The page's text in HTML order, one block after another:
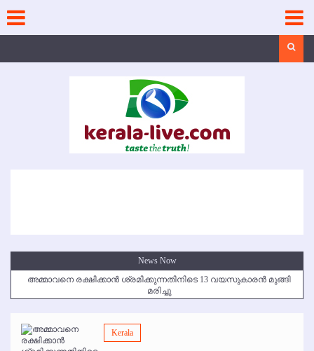
content
News Now
അമ്മാവനെ രക്ഷിക്കാന്‍ ശ്രമിക്കുന്നതിനിടെ 13 വയസുകാരന്‍ മുങ്ങി
മരിച്ചു
മമ്പുറം ആണ്ടു നേര്‍ച്ച ജൂണ്‍ 17 മുതല്‍
ഇനി രമേശ് പിഷാരടി സ്റ്റേജ് ഷോകള്‍ക്ക് ഇല്ല
Kerala